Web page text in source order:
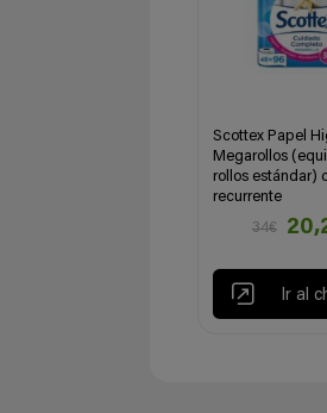
Scottex Papel
Megarollos
rollos estándar)
recurrente
34€
Ir al